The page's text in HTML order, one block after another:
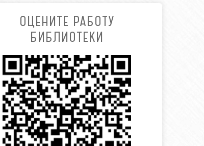
ОЦЕНИТЕ РАБОТУ
БИБЛИОТЕКИ